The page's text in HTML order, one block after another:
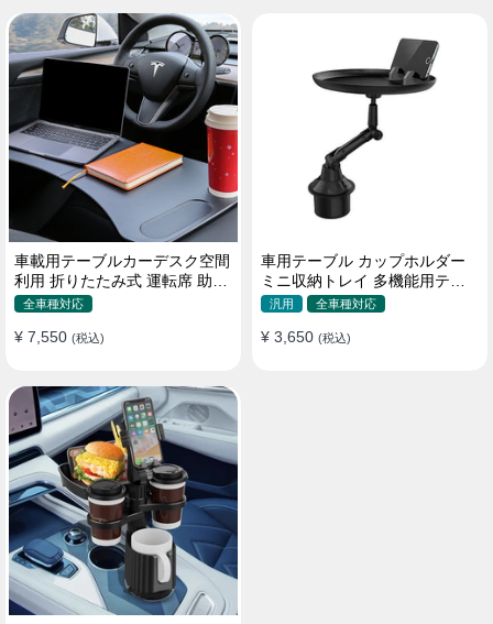
車載用テーブルカーデスク空間
利用 折りたたみ式 運転席 助手
席 多機能 滑り止め 安定
全車種対応
¥ 7,550 (税込)
車用テーブル カップホルダー
ミニ収納トレイ 多機能用テー
ブル 食事 物置き用 高品質
汎用 全車種対応
¥ 3,650 (税込)